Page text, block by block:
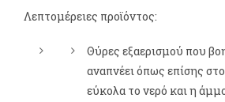
Λεπτομέρειες προϊόντος:
Θύρες εξαερισμού που
αναπνέει όπως επίσης
εύκολα το νερό και η